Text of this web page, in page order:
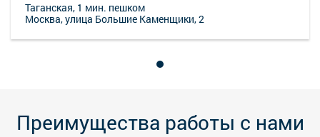
Таганская, 1 мин. пешком
Москва, улица Большие Каменщики, 2
Преимущества работы с нами